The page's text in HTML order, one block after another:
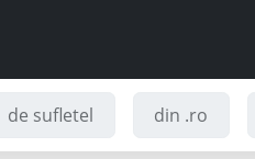
de sufletel din .ro